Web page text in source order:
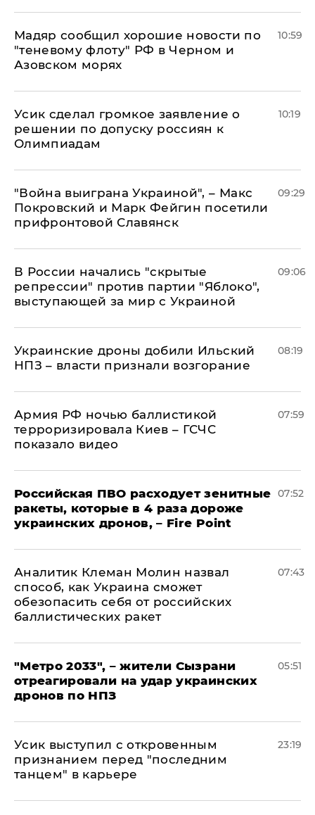
Мадяр сообщил хорошие новости по
"теневому флоту" РФ в Черном и
Азовском морях
10:59
Усик сделал громкое заявление о
решении по допуску россиян к
Олимпиадам
10:19
"Война выиграна Украиной", – Макс
Покровский и Марк Фейгин посетили
прифронтовой Славянск
09:29
В России начались "скрытые
репрессии" против партии "Яблоко",
выступающей за мир с Украиной
09:06
Украинские дроны добили Ильский
НПЗ – власти признали возгорание
08:19
Армия РФ ночью баллистикой
терроризировала Киев – ГСЧС
показало видео
07:59
Российская ПВО расходует зенитные
ракеты, которые в 4 раза дороже
украинских дронов, – Fire Point
07:52
Аналитик Клеман Молин назвал
способ, как Украина сможет
обезопасить себя от российских
баллистических ракет
07:43
"Метро 2033", – жители Сызрани
отреагировали на удар украинских
дронов по НПЗ
05:51
Усик выступил с откровенным
признанием перед "последним
танцем" в карьере
23:19